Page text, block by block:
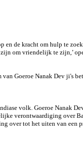
en de kracht om hulp te
om vriendelijk te zijn,’
van Goeroe Nanak Dev ji's
volk. Goeroe Nanak
verontwaardiging over
over tot het uiten van een